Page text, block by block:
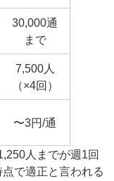
30,000通
まで
7,500人
（×4回）
〜3円/通
人までが週1回
で適正と言われる